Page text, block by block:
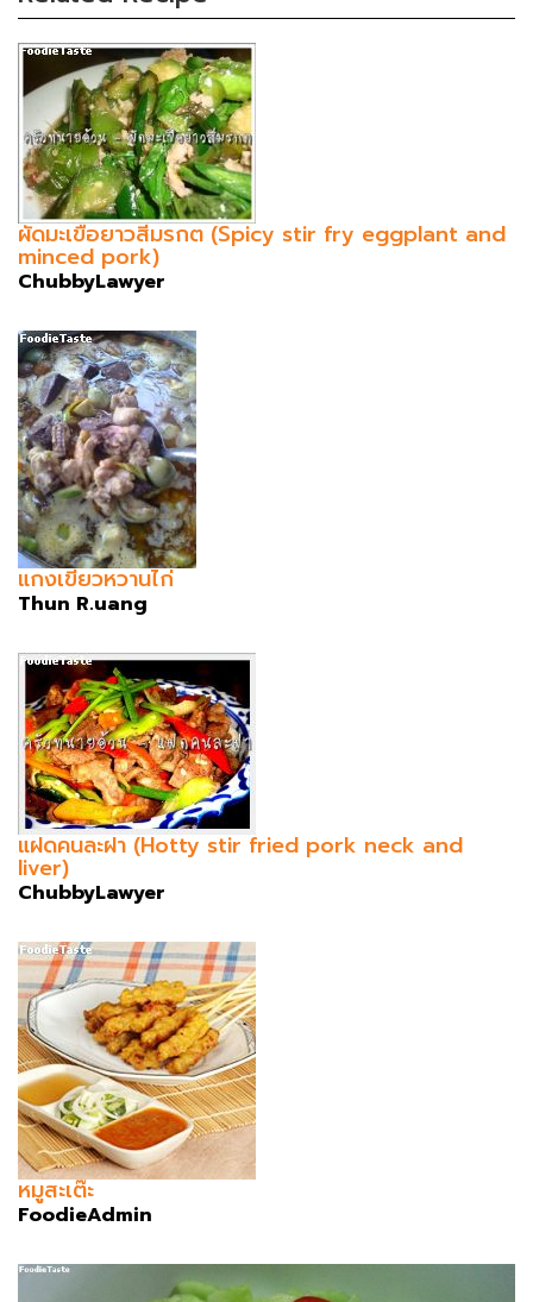
ผัดมะเขือยาวสีมรกต (Spicy stir fry eggplant and
minced pork)
ChubbyLawyer
แกงเขียวหวานไก่
Thun R.uang
แฝดคนละฝา (Hotty stir fried pork neck and
liver)
ChubbyLawyer
หมูสะเต๊ะ
FoodieAdmin